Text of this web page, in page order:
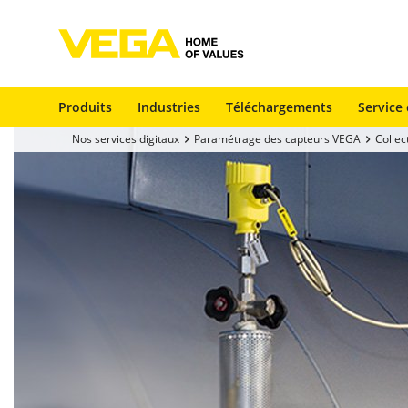
Produits Industries Téléchargements
Nos services digitaux Paramétrage des capteurs VEGA